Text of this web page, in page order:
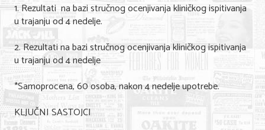
1. Rezultati na bazi stručnog ocenjivanja kliničkog ispitivanja
u trajanju od 4 nedelje.
2. Rezultati na bazi stručnog ocenjivanja kliničkog ispitivanja
u trajanju od 4 nedelje
*Samoprocena, 60 osoba, nakon 4 nedelje upotrebe.
KLJUČNI SASTOJCI